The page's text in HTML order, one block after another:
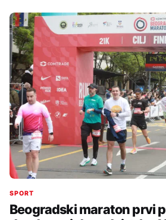
SPORT
Beogradski maraton prvi